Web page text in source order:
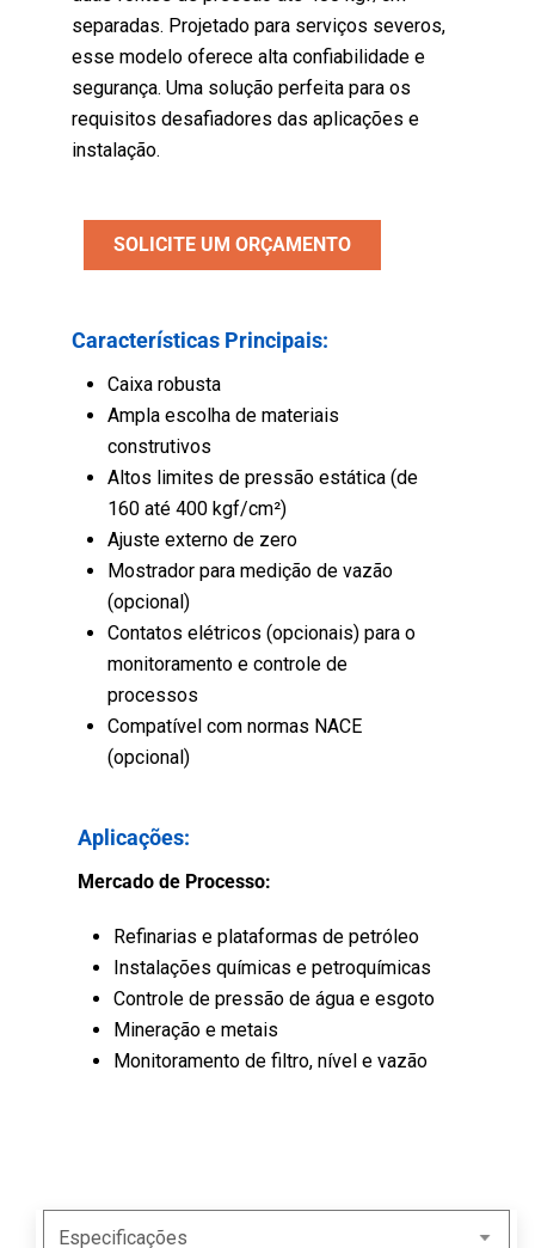
separadas. Projetado para serviços severos,
esse modelo oferece alta confiabilidade e
segurança. Uma solução perfeita para os
requisitos desafiadores das aplicações e
instalação.
SOLICITE UM ORÇAMENTO
Características Principais:
Caixa robusta
Ampla escolha de materiais
construtivos
Altos limites de pressão estática (de
160 até 400 kgf/cm²)
Ajuste externo de zero
Mostrador para medição de vazão
(opcional)
Contatos elétricos (opcionais) para o
monitoramento e controle de
processos
Compatível com normas NACE
(opcional)
Aplicações:
Mercado de Processo:
Refinarias e plataformas de petróleo
Instalações químicas e petroquímicas
Controle de pressão de água e esgoto
Mineração e metais
Monitoramento de filtro, nível e vazão